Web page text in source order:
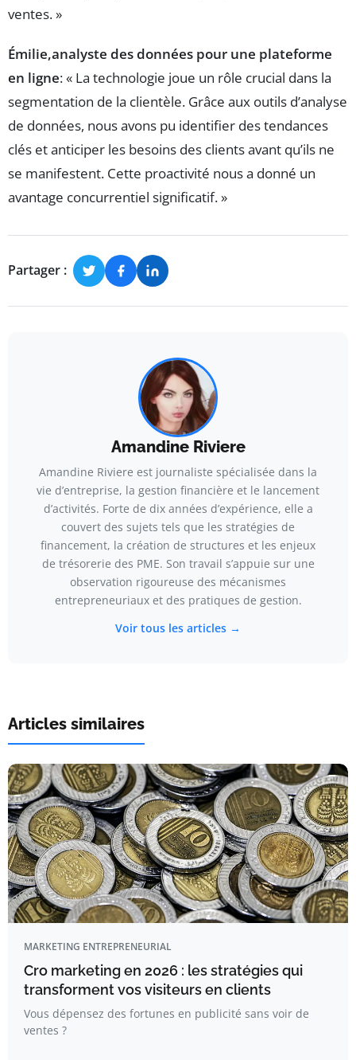
ventes. »
Émilie,analyste des données pour une plateforme
en ligne: « La technologie joue un rôle crucial dans la
segmentation de la clientèle. Grâce aux outils d’analyse
de données, nous avons pu identifier des tendances
clés et anticiper les besoins des clients avant qu’ils ne
se manifestent. Cette proactivité nous a donné un
avantage concurrentiel significatif. »
Partager :
Amandine Riviere
Amandine Riviere est journaliste spécialisée dans la
vie d’entreprise, la gestion financière et le lancement
d’activités. Forte de dix années d’expérience, elle a
couvert des sujets tels que les stratégies de
financement, la création de structures et les enjeux
de trésorerie des PME. Son travail s’appuie sur une
observation rigoureuse des mécanismes
entrepreneuriaux et des pratiques de gestion.
Voir tous les articles →
Articles similaires
MARKETING ENTREPRENEURIAL
Cro marketing en 2026 : les stratégies qui
transforment vos visiteurs en clients
Vous dépensez des fortunes en publicité sans voir de
ventes ?